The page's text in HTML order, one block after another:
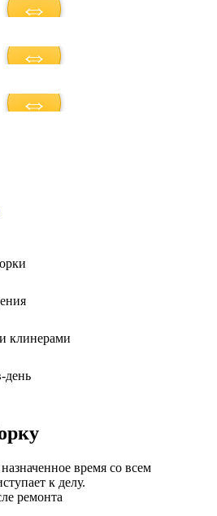
клинерами
день
время со всем
к делу.
ремонта